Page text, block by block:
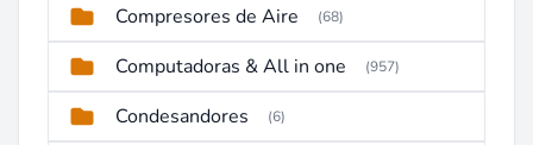
Compresores de Aire (68)
Computadoras & All in one (957)
Condesandores (6)